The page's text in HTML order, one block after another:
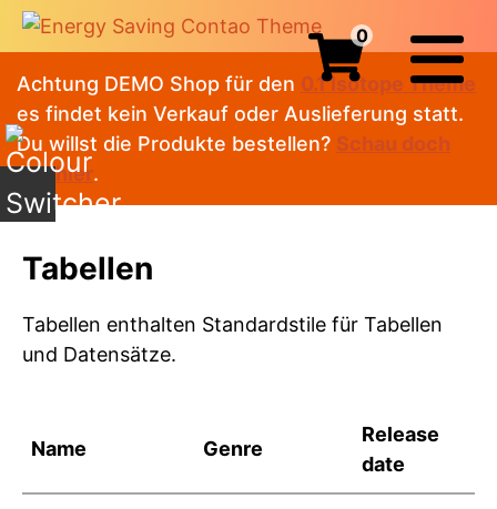
0
Achtung DEMO Shop für den 0.1 Isotope Theme
es findet kein Verkauf oder Auslieferung statt.
Du willst die Produkte bestellen? Schau doch
mal hier.
Tabellen
Tabellen enthalten Standardstile für Tabellen
und Datensätze.
Name Genre
Release
date